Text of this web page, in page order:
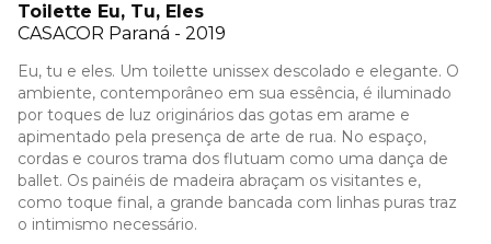
Toilette Eu, Tu, Eles
CASACOR Paraná - 2019
Eu, tu e eles. Um toilette unissex descolado e elegante. O
ambiente, contemporâneo em sua essência, é iluminado
por toques de luz originários das gotas em arame e
apimentado pela presença de arte de rua. No espaço,
cordas e couros trama dos flutuam como uma dança de
ballet. Os painéis de madeira abraçam os visitantes e,
como toque final, a grande bancada com linhas puras traz
o intimismo necessário.